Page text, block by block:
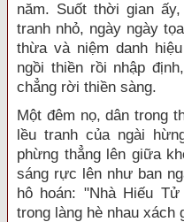
năm. Suốt thời gian
tranh nhỏ, ngày ngày
thừa và niệm danh
ngồi thiền rồi nhập
chẳng rời thiền sàng.
Một đêm nọ, dân trong
lều tranh của ngài
phừng thẳng lên giữa
sáng rực lên như ban
hô hoán: "Nhà Hiếu
trong làng hè nhau xách